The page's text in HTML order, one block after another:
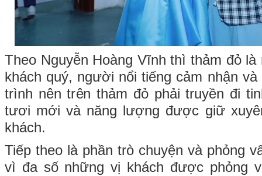
Theo Nguyễn Hoàng Vĩnh thì thảm đỏ
khách quý, người nổi tiếng cảm nhận
trình nên trên thảm đỏ phải truyền đi
tươi mới và năng lượng được giữ
khách.
Tiếp theo là phần trò chuyện và phỏng
vì đa số những vị khách được phỏng